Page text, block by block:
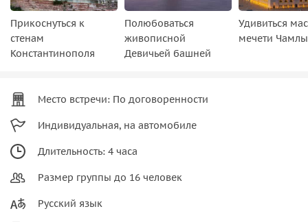
Прикоснуться к
стенам
Константинополя
Полюбоваться
живописной
Девичьей башней
Удивиться
мечети
Место встречи: По договоренности
Индивидуальная, на автомобиле
Длительность: 4 часа
Размер группы до 16 человек
Русский язык